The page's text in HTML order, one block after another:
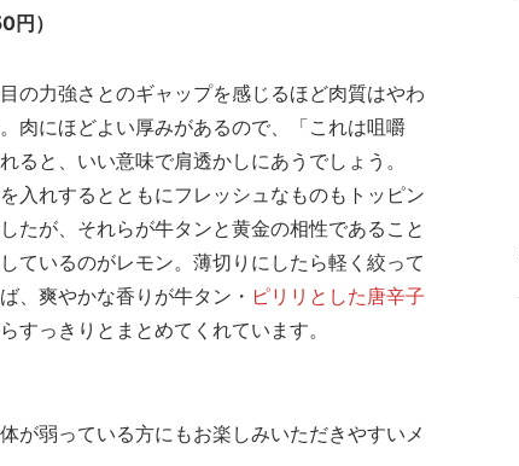
円）
の力強さとのギャップを感じるほど肉質はやわ
肉にほどよい厚みがあるので、「これは咀嚼
ると、いい意味で肩透かしにあうでしょう。
入れするとともにフレッシュなものもトッピン
たが、それらが牛タンと黄金の相性であること
ているのがレモン。薄切りにしたら軽く絞って
、爽やかな香りが牛タン・ ピリリとした唐辛子
すっきりとまとめてくれています。
が弱っている方にもお楽しみいただきやすいメ